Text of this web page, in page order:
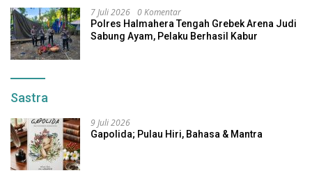
7 Juli 2026 0 Komentar
Polres Halmahera Tengah Grebek Arena Judi
Sabung Ayam, Pelaku Berhasil Kabur
Sastra
9 Juli 2026
Gapolida; Pulau Hiri, Bahasa & Mantra